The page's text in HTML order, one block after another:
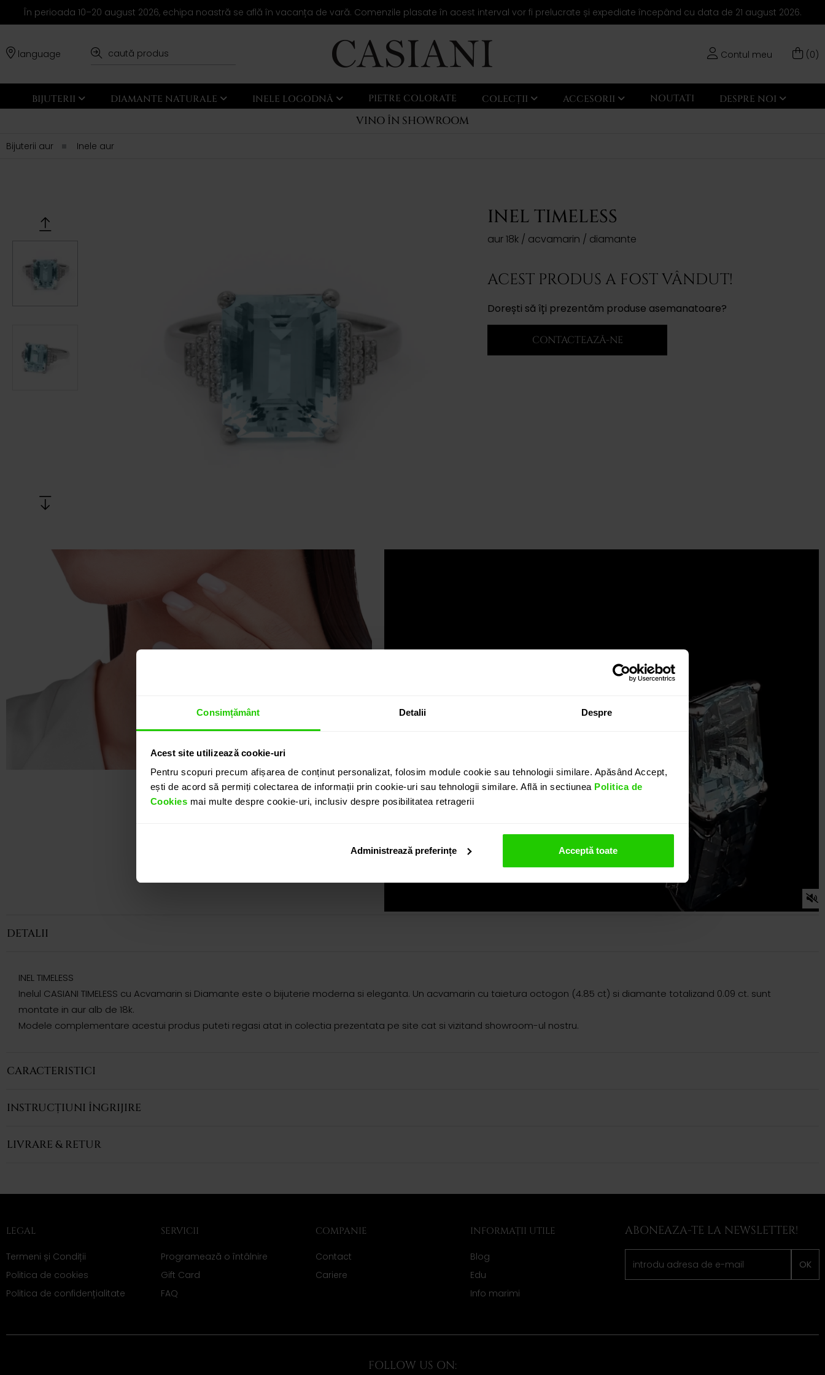
Consimțământ Detalii Despre
Acest site utilizează cookie-uri
Pentru scopuri precum afișarea de conținut personalizat, folosim module cookie sau tehnologii similare. Apăsând Accept,
ești de acord să permiți colectarea de informații prin cookie-uri sau tehnologii similare. Află in sectiunea Politica de
Cookies mai multe despre cookie-uri, inclusiv despre posibilitatea retragerii
Administrează preferințe Acceptă toate
În perioada 10–20 august 2026, echipa noastră se află în vacanța de vară. Comenzile plasate în acest interval vor fi prelucrate și expediate începând cu data de 21 august 2026.
language Contul meu (0)
BIJUTERII DIAMANTE NATURALE INELE LOGODNĂ PIETRE COLORATE COLECȚII ACCESORII NOUTATI DESPRE NOI
VINO ÎN SHOWROOM
Bijuterii aur Inele aur
INEL TIMELESS
aur 18k / acvamarin / diamante
ACEST PRODUS A FOST VÂNDUT!
Dorești să îți prezentăm produse asemanatoare?
CONTACTEAZĂ-NE
DETALII
INEL TIMELESS
Inelul CASIANI TIMELESS cu Acvamarin si Diamante este o bijuterie moderna si eleganta. Un acvamarin cu taietura octogon (4.85 ct) si diamante totalizand 0.09 ct. sunt
montate in aur alb de 18k.
Modele complementare acestui produs puteti regasi atat in colectia prezentata pe site cat si vizitand showroom-ul nostru.
CARACTERISTICI
INSTRUCȚIUNI ÎNGRIJIRE
LIVRARE & RETUR
LEGAL
Termeni și Condiții
Politica de cookies
Politica de confidențialitate
SERVICII
Programează o întâlnire
Gift Card
FAQ
COMPANIE
Contact
Cariere
INFORMAȚII UTILE
Blog
Edu
Info marimi
ABONEAZA-TE LA NEWSLETTER!
OK
FOLLOW US ON: